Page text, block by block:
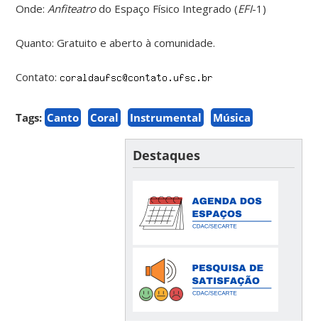
Onde: Anfiteatrodo Espaço Físico Integrado (EFI-1)
Quanto: Gratuito e aberto à comunidade.
Contato:
Tags: Canto Coral Instrumental Música
Destaques